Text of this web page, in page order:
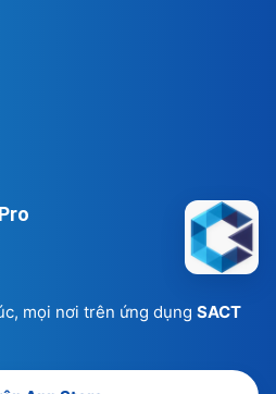
mọi nơi trên ứng dụng SACT